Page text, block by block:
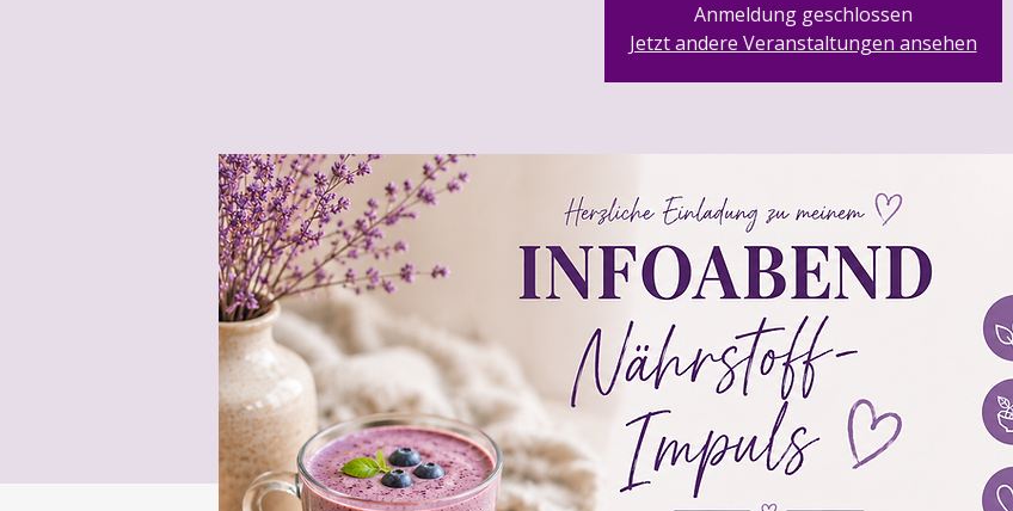
Anmeldung geschlossen
Jetzt andere Veranstaltungen ansehen